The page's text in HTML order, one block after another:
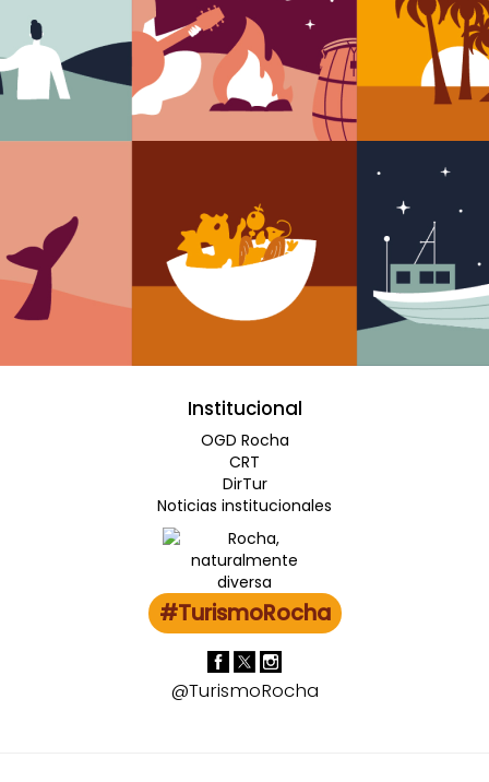
Institucional
OGD Rocha
CRT
DirTur
Noticias institucionales
#TurismoRocha
@TurismoRocha